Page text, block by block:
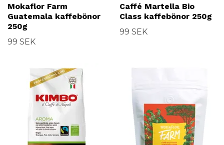
Mokaflor Farm
Guatemala kaffebönor
250g
99 SEK
Caffé Martella Bio
Class kaffebönor 250g
99 SEK